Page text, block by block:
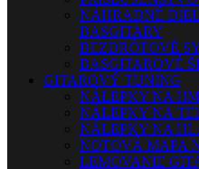
NÁHRADNÉ
BASGITARY
BEZDRÔTOVÉ
BASGITAROVÉ
GITAROVÝ TUNING
NÁLEPKY NA
NÁLEPKY NA
NÁLEPKY NA
NOTOVÁ MAPA
LEMOVANIE